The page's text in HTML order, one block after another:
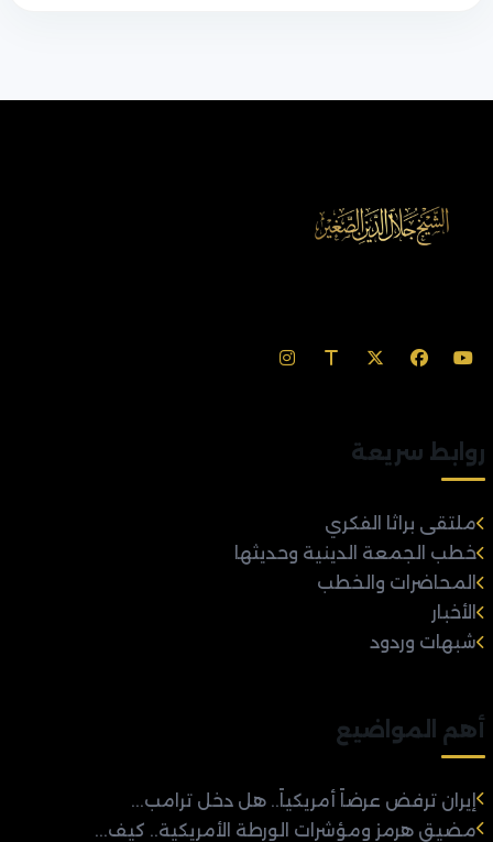
روابط سريعة
ملتقى براثا الفكري
خطب الجمعة الدينية وحديثها
المحاضرات والخطب
الأخبار
شبهات وردود
أهم المواضيع
إيران ترفض عرضاً أمريكياً.. هل دخل ترامب...
مضيق هرمز ومؤشرات الورطة الأمريكية.. كيف...